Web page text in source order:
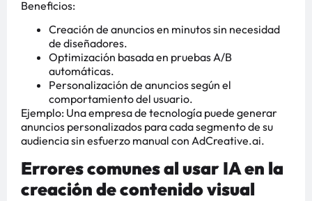
Beneficios:
Creación de anuncios en minutos sin necesidad
de diseñadores.
Optimización basada en pruebas A/B
automáticas.
Personalización de anuncios según el
comportamiento del usuario.
Ejemplo: Una empresa de tecnología puede generar
anuncios personalizados para cada segmento de su
audiencia sin esfuerzo manual con AdCreative.ai.
Errores comunes al usar IA en la
creación de contenido visual